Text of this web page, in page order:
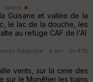
Iannis
Guisane et vallée de la
le lac de la douche, les
au refuge CAF de l'Al
Pédestre · 8 km · D+470
vents, sur la cime des
sur le Monêtier les bains